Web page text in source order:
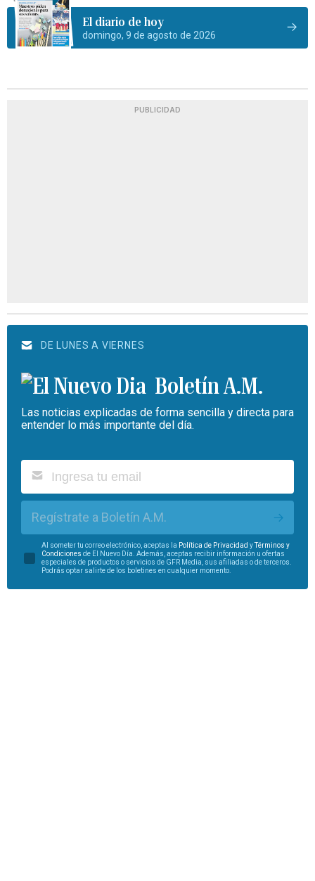
El diario de hoy
domingo, 9 de agosto de 2026
PUBLICIDAD
DE LUNES A VIERNES
Boletín A.M.
Las noticias explicadas de forma sencilla y directa para
entender lo más importante del día.
Regístrate a Boletín A.M.
Al someter tu correo electrónico, aceptas la Política de Privacidad yTérminos y
Condiciones de El Nuevo Día. Además, aceptas recibir información u ofertas
especiales de productos o servicios de GFR Media, sus afiliadas o de terceros.
Podrás optar salirte de los boletines en cualquier momento.